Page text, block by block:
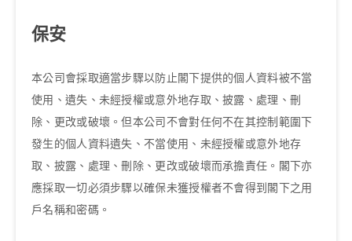
保安
本公司會採取適當步驟以防止閣下提供的個人資料被不當
使用、遺失、未經授權或意外地存取、披露、處理、刪
除、更改或破壞。但本公司不會對任何不在其控制範圍下
發生的個人資料遺失、不當使用、未經授權或意外地存
取、披露、處理、刪除、更改或破壞而承擔責任。閣下亦
應採取一切必須步驟以確保未獲授權者不會得到閣下之用
戶名稱和密碼。